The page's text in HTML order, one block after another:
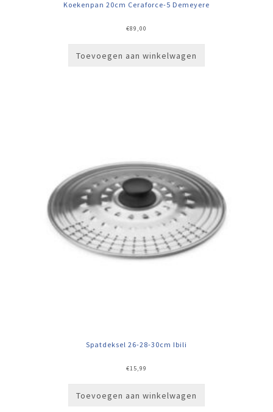
Koekenpan 20cm Ceraforce-5 Demeyere
€89,00
Toevoegen aan winkelwagen
Spatdeksel 26-28-30cm Ibili
€15,99
Toevoegen aan winkelwagen